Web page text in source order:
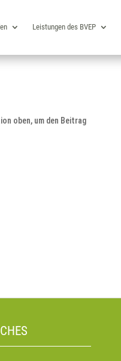
Leistungen des BVEP
oben, um den Beitrag